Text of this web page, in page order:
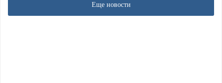
Еще новости